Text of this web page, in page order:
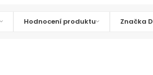
Hodnocení produktu Značka